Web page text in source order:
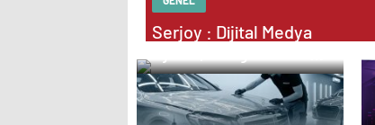
Serjoy : Dijital Medya
Ajansı, SEO Ajansı ve
Web Tasarım Ajansı